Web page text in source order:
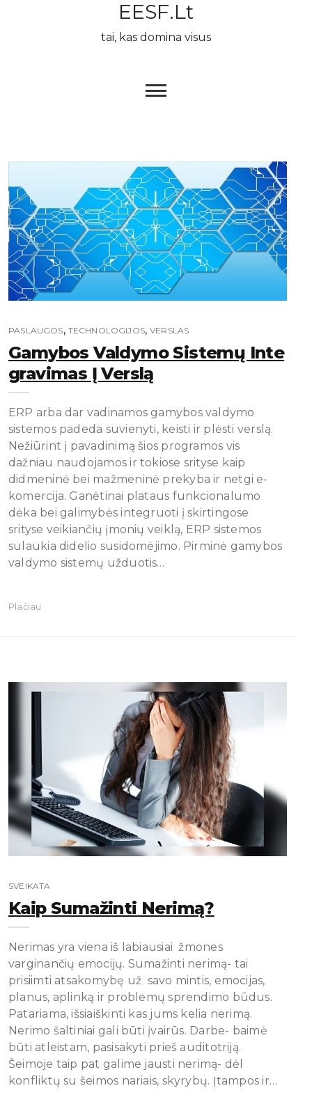
EESF.lt
tai, kas domina visus
PASLAUGOS, TECHNOLOGIJOS, VERSLAS
Gamybos Valdymo Sistemų Inte
Gravimas Į Verslą
ERP arba dar vadinamos gamybos valdymo
sistemos padeda suvienyti, keisti ir plėsti verslą.
Nežiūrint į pavadinimą šios programos vis
dažniau naudojamos ir tokiose srityse kaip
didmeninė bei mažmeninė prekyba ir netgi e-
komercija. Ganėtinai plataus funkcionalumo
dėka bei galimybės integruoti į skirtingose
srityse veikiančių įmonių veiklą, ERP sistemos
sulaukia didelio susidomėjimo. Pirminė gamybos
valdymo sistemų užduotis…
Plačiau
SVEIKATA
Kaip Sumažinti Nerimą?
Nerimas yra viena iš labiausiai žmones
varginančių emocijų. Sumažinti nerimą- tai
prisiimti atsakomybę už savo mintis, emocijas,
planus, aplinką ir problemų sprendimo būdus.
Patariama, išsiaiškinti kas jums kelia nerimą.
Nerimo šaltiniai gali būti įvairūs. Darbe- baimė
būti atleistam, pasisakyti prieš auditotriją.
Šeimoje taip pat galime jausti nerimą- dėl
konfliktų su šeimos nariais, skyrybų. Įtampos ir…